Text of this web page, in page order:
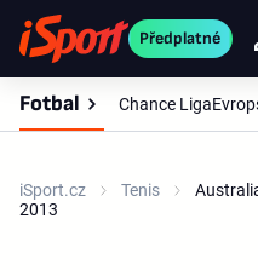
Předplatné
Fotbal Chance Liga
iSport.cz Tenis
2013